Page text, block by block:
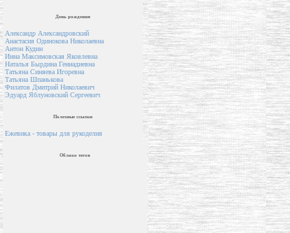
День рождения
Александр Александровский
Анастасия Одинокова Николаевна
Антон Кудин
Инна Максимовская Яковлевна
Наталья Бырдина Геннадиевна
Татьяна Синяева Игоревна
Татьяна Шпанькова
Филатов Дмитрий Николаевич
Эдуард Яблуновский Сергеевич
Полезные ссылки
Ежевика - товары для рукоделия
Облако тегов